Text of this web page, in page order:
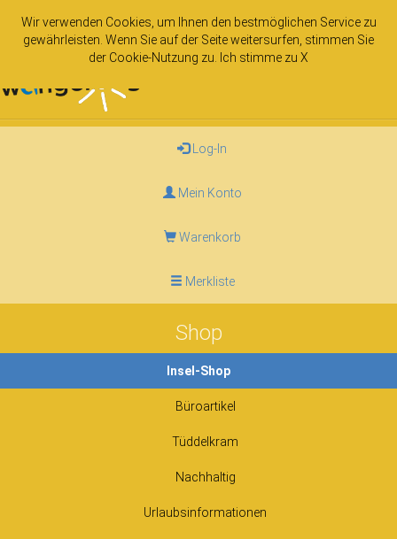
Wir verwenden Cookies, um Ihnen den bestmöglichen Service zu
gewährleisten. Wenn Sie auf der Seite weitersurfen, stimmen Sie
der Cookie-Nutzung zu. Ich stimme zu X
Log-In
Mein Konto
Warenkorb
Merkliste
Shop
Insel-Shop
Büroartikel
Tüddelkram
Nachhaltig
Urlaubsinformationen